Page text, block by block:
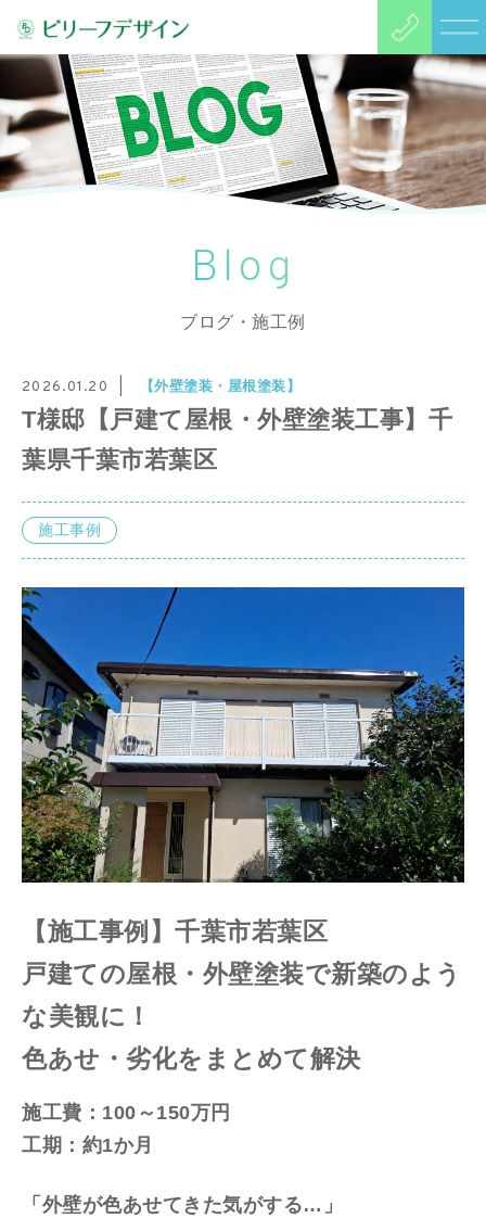
Blog
ブログ・施工例
2026.01.20 【外壁塗装・屋根塗装】
T様邸【戸建て屋根・外壁塗装工事】千
葉県千葉市若葉区
施工事例
【施工事例】千葉市若葉区
戸建ての屋根・外壁塗装で新築のよう
な美観に！
色あせ・劣化をまとめて解決
施工費：100～150万円
工期：約1か月
「外壁が色あせてきた気がする…」